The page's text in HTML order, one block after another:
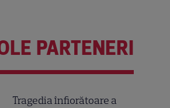
PARTENERI
Tragedia înfiorătoare a